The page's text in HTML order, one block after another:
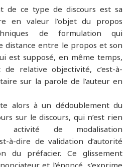
de ce type de discours est sa
en valeur l’objet du propos
de formulation qui
distance entre le propos et son
est supposé, en même temps,
relative objectivité, c’est-à-
sur la parole de l’auteur en
alors à un dédoublement du
sur le discours, qui n’est rien
activité de modalisation
à-dire de validation d’autorité
du préfacier. Ce glissement